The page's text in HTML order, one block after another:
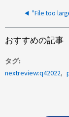
おすすめの記事
タグ
nextreview:q42022